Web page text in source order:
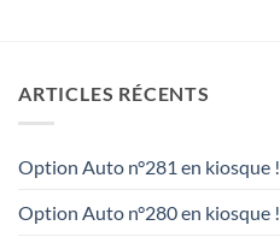
ARTICLES RÉCENTS
Option Auto n°281 en kiosque !
Option Auto n°280 en kiosque !